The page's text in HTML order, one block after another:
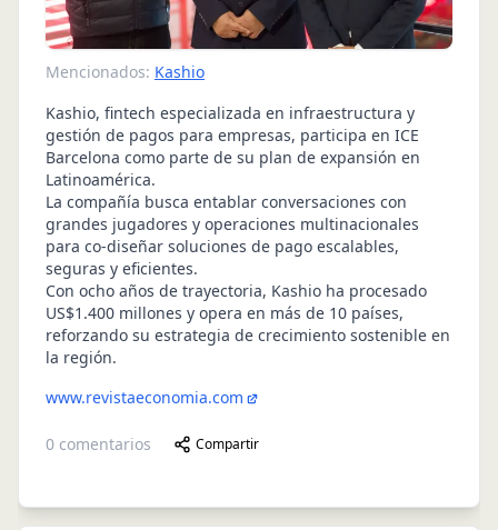
Mencionados: Kashio
Kashio, fintech especializada en infraestructura y
gestión de pagos para empresas, participa en ICE
Barcelona como parte de su plan de expansión en
Latinoamérica.
La compañía busca entablar conversaciones con
grandes jugadores y operaciones multinacionales
para co-diseñar soluciones de pago escalables,
seguras y eficientes.
Con ocho años de trayectoria, Kashio ha procesado
US$1.400 millones y opera en más de 10 países,
reforzando su estrategia de crecimiento sostenible en
la región.
www.revistaeconomia.com
0 comentarios Compartir